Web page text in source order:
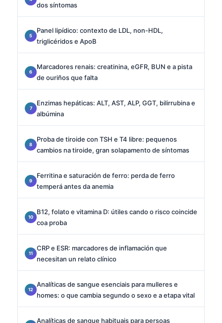
dos síntomas
Panel lipídico: contexto de LDL, non-HDL,
triglicéridos e ApoB
Marcadores renais: creatinina, eGFR, BUN e a pista
de ouriños que falta
Enzimas hepáticas: ALT, AST, ALP, GGT, bilirrubina e
albúmina
Proba de tiroide con TSH e T4 libre: pequenos
cambios na tiroide, gran solapamento de síntomas
Ferritina e saturación de ferro: perda de ferro
temperá antes da anemia
B12, folato e vitamina D: útiles cando o risco coincide
coa proba
CRP e ESR: marcadores de inflamación que
necesitan un relato clínico
Analíticas de sangue esenciais para mulleres e
homes: o que cambia segundo o sexo e a etapa vital
Analíticas de sangue habituais para persoas